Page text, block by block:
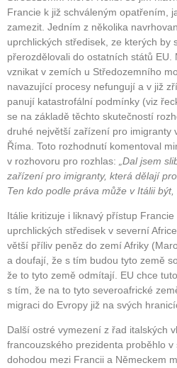
Francie k již schváleným opatřením,
zamezit. Jedním z několika
uprchlických středisek, ze kterých by
přerozdělovali do ostatních států EU.
vznikat v zemích u Středozemního
navazující procesy nefungují a v již
panují katastrofální podmínky (viz
se na základě těchto skutečností
druhé největší zařízení pro imigranty
Říma. Toto rozhodnutí komentoval
v rozhovoru pro rozhlas:
„Dal jsem
zařízení pro imigranty, která dělají
Ten kdo podle práva může v Itálii být,
Itálie kritizuje i liknavý přístup
uprchlických středisek v severní
větší příliv peněz do zemí Afriky
a doufají, že s tím budou tyto země
že to tyto země odmítají. EU chce
s tím, že na to tyto severoafrické
migraci do Evropy již na svých
Další ostré vymezení z řad italských
francouzského prezidenta proběhlo
dohodou mezi Francii a Německem